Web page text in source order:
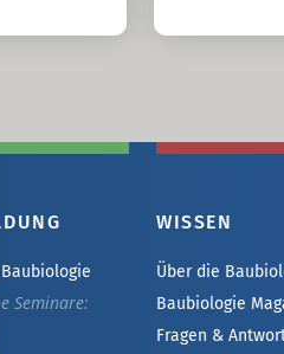
Seminare:
WISSEN
Über die
Baubiologie
Fragen &